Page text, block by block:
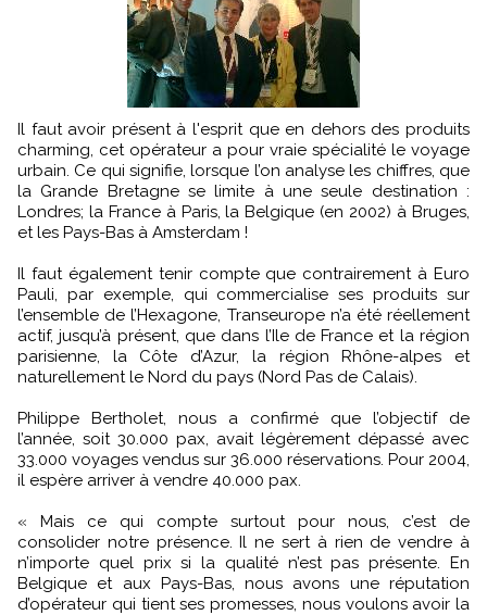
Il faut avoir présent à l'esprit que en dehors des produits
charming, cet opérateur a pour vraie spécialité le voyage
urbain. Ce qui signifie, lorsque l’on analyse les chiffres, que
la Grande Bretagne se limite à une seule destination :
Londres; la France à Paris, la Belgique (en 2002) à Bruges,
et les Pays-Bas à Amsterdam !
Il faut également tenir compte que contrairement à Euro
Pauli, par exemple, qui commercialise ses produits sur
l’ensemble de l’Hexagone, Transeurope n’a été réellement
actif, jusqu’à présent, que dans l’Ile de France et la région
parisienne, la Côte d’Azur, la région Rhône-alpes et
naturellement le Nord du pays (Nord Pas de Calais).
Philippe Bertholet, nous a confirmé que l’objectif de
l’année, soit 30.000 pax, avait légèrement dépassé avec
33.000 voyages vendus sur 36.000 réservations. Pour 2004,
il espère arriver à vendre 40.000 pax.
« Mais ce qui compte surtout pour nous, c’est de
consolider notre présence. Il ne sert à rien de vendre à
n’importe quel prix si la qualité n’est pas présente. En
Belgique et aux Pays-Bas, nous avons une réputation
d’opérateur qui tient ses promesses, nous voulons avoir la